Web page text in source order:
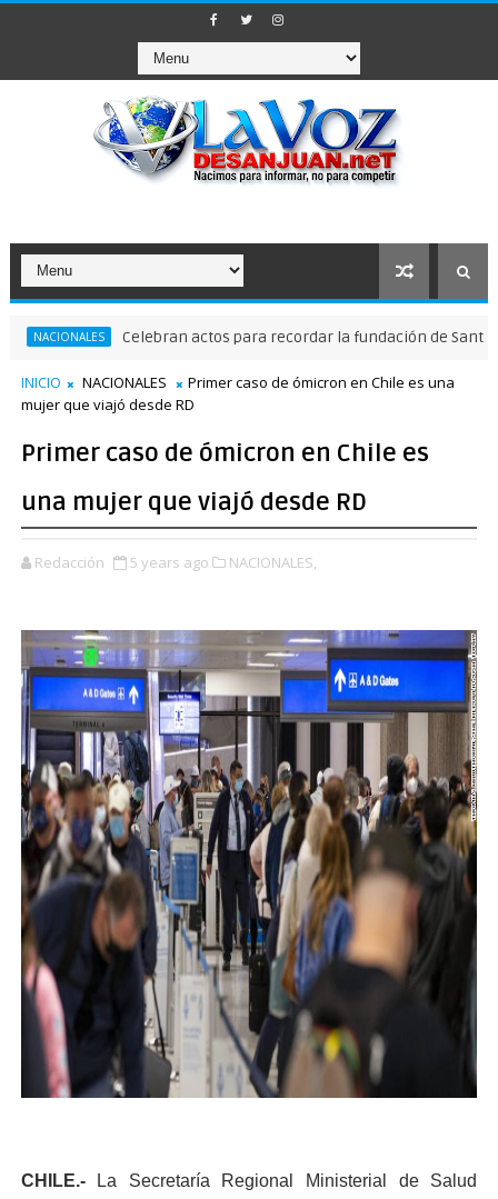
Celebran actos para recordar la fundación de Santo
INICIO NACIONALES
Primer caso de ómicron en Chile es una
mujer que viajó desde RD
Primer caso de ómicron en Chile es
una mujer que viajó desde RD
Redacción 5 years ago NACIONALES,
CHILE.-
La Secretaría Regional Ministerial de Salud